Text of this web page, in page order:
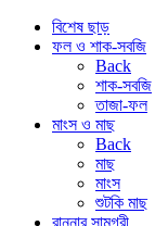
বিশেষ ছাড়
ফল ও শাক-সবজি
Back
শাক-সবজি
তাজা-ফল
মাংস ও মাছ
Back
মাছ
মাংস
শুটকি মাছ
রান্নার সামগ্রী